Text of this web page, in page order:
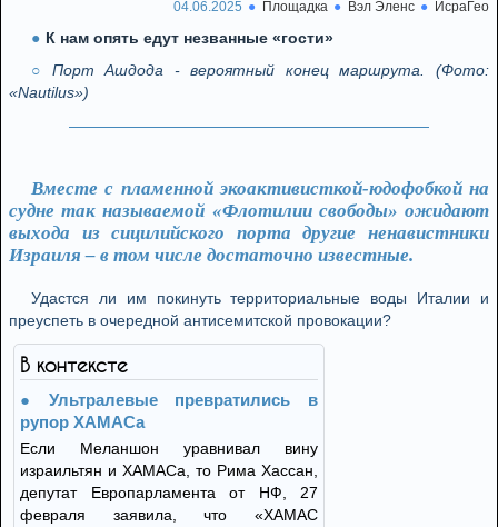
04.06.2025 Площадка Вэл Эленс ИсраГео
К нам опять едут незванные «гости»
Порт Ашдода - вероятный конец маршрута. (Фото:
«Nautilus»)
Вместе с пламенной экоактивисткой-юдофобкой на
судне так называемой «Флотилии свободы» ожидают
выхода из сицилийского порта другие ненавистники
Израиля – в том числе достаточно известные.
Удастся ли им покинуть территориальные воды Италии и
преуспеть в очередной антисемитской провокации?
В контексте
Ультралевые превратились в
рупор ХАМАСа
Если Меланшон уравнивал вину
израильтян и ХАМАСа, то Рима Хассан,
депутат Европарламента от НФ, 27
февраля заявила, что «ХАМАС